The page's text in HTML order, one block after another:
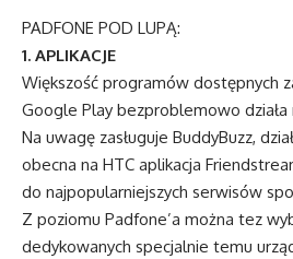
PADFONE POD LUPĄ:
1. APLIKACJE
Większość programów dostępnych
Google Play bezproblemowo działa
Na uwagę zasługuje BuddyBuzz,
obecna na HTC aplikacja
do najpopularniejszych serwisów
Z poziomu Padfone’a można tez
dedykowanych specjalnie temu